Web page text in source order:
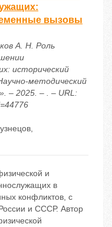
вызовы
А. Н. Роль
исторический
методический
– 2025. – . – URL:
,
и
в
конфликтов, с
и СССР. Автор